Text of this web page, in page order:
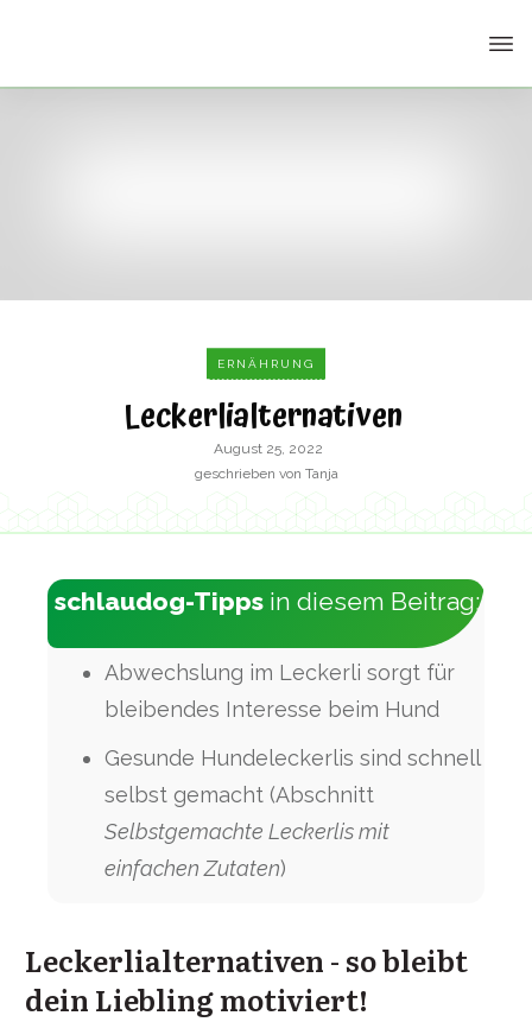
ERNÄHRUNG
Leckerlialternativen
August 25, 2022
geschrieben von Tanja
schlaudog-Tipps in diesem Beitrag:
Abwechslung im Leckerli sorgt für
bleibendes Interesse beim Hund
Gesunde Hundeleckerlis sind schnell
selbst gemacht (Abschnitt
Selbstgemachte Leckerlis mit
einfachen Zutaten)
Leckerlialternativen - so bleibt
dein Liebling motiviert!